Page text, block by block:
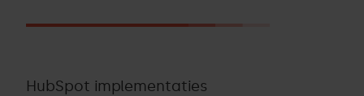
HubSpot implementaties